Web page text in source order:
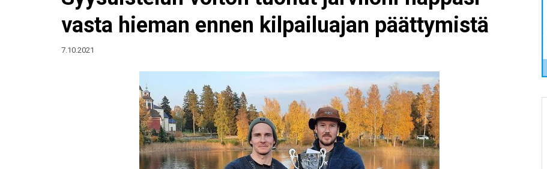
vasta hieman ennen kilpailuajan päättymistä
7.10.2021